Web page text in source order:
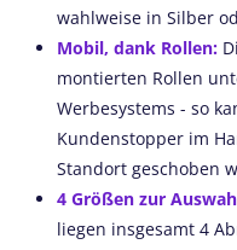
wahlweise in Silber
Mobil, dank Rollen:
montierten Rollen
Werbesystems - so
Kundenstopper im
Standort geschoben
4 Größen zur
liegen insgesamt 4